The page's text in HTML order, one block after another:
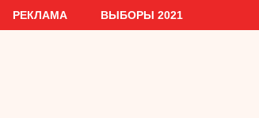
РЕКЛАМА ВЫБОРЫ 2021